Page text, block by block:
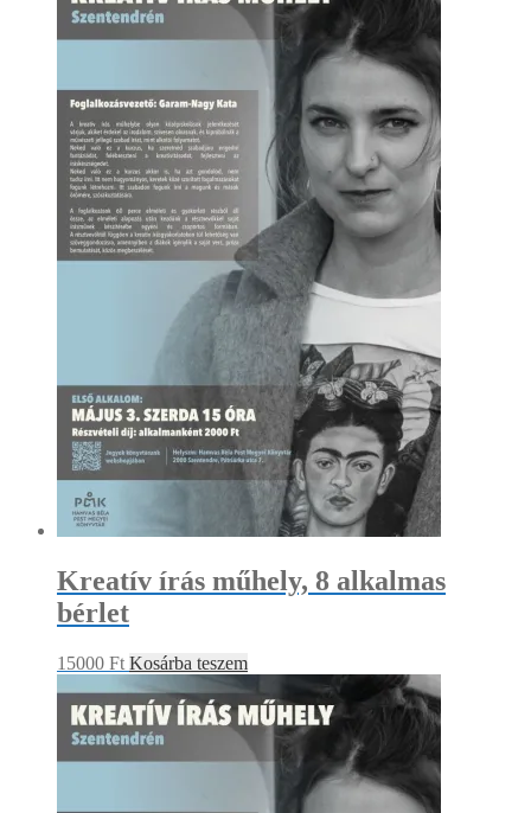
Kreatív írás műhely, 8 alkalmas
bérlet
15000 Ft Kosárba teszem